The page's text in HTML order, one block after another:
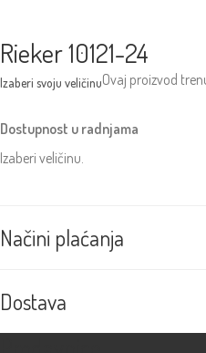
Rieker 10121-24
Ovaj proizvod
Dostupnost u radnjama
Izaberi veličinu.
Načini plaćanja
Dostava